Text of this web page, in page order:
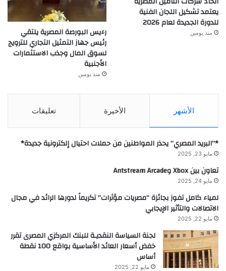
يعتمد تشكيل اللجان الفنية
للدورة الجديدة لعام 2026
منذ يومين
رءيس البورصة المصرية يلتقي
رئيس جهاز التمثيل التجاري للترويج
لسوق المال وجذب الاستثمارات
الأجنبية
منذ يومين
الأشهر الأخيرة تعليقات
*”البريد المصري” يحذر المواطنين من حملات احتيال إلكترونية جديدة*
مايو 23, 2025
تعاون بين Xbox وAntstream Arcade
مايو 24, 2025
لمياء كامل تفوز بجائزة “مصريات مؤثرات” تكريماً لدورها الرائد في مجال
الاتصالات والتأثير الإيجابي
مايو 22, 2025
لجنة السياسة النقديـة للبنك المركزي المصرى تقرر
خفض أسعار العائد الأساسية بواقع 100 نقطة
أساس
مايو 22, 2025